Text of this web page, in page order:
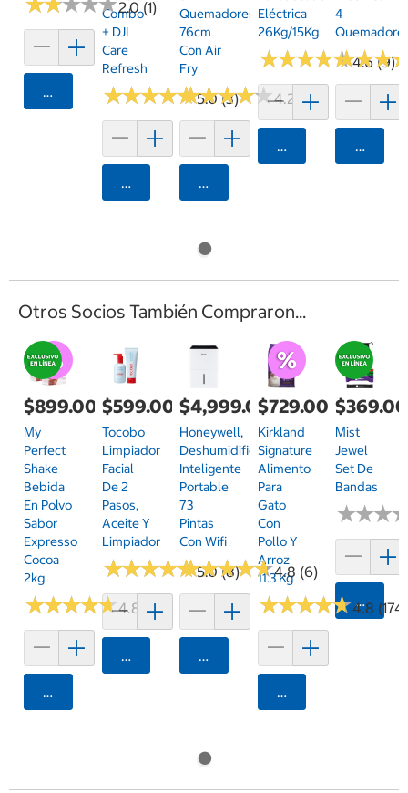
2.0 (1)
Agregar
Combo
+ DJI
Care
Refresh
★★★★★
★★★★★5.0 (3)
Agregar
Quemadores
76cm
Con Air
Fry
★★★★★
★★★★★4.2 (48)
Agregar
Eléctrica
26Kg/15Kg
★★★★★
★★★★★4.6 (9)
Agregar
4
★★★
★★★
Otros Socios También Compraron...
$899.00
My
Perfect
Shake
Bebida
En Polvo
Sabor
Expresso
Cocoa
2kg
★★★★★
★★★★★4.8 (88)
Agregar
$599.00
Tocobo
Limpiador
Facial
De 2
Pasos,
Aceite Y
Limpiador
★★★★★
★★★★★5.0 (8)
Agregar
$4,999.00
Honeywell,
Deshumidificador
Inteligente
Portable
73
Pintas
Con Wifi
★★★★★
★★★★★4.8 (6)
Agregar
$729.00
Kirkland
Signature
Alimento
Para
Gato
Con
Pollo Y
Arroz
11.3 Kg
★★★★★
★★★★★4.8
Agregar
$369.00
Mist
Jewel
Set De
Bandas
★★★
★★★